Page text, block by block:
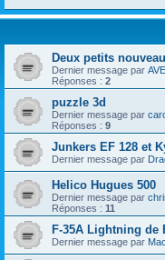
Deux petits
Dernier message par AVEL
Réponses : 2
puzzle 3d
Dernier message par
Réponses : 9
Junkers EF 128 et
Dernier message par
Helico Hugues 500
Dernier message par
Réponses : 11
F-35A Lightning de
Dernier message par